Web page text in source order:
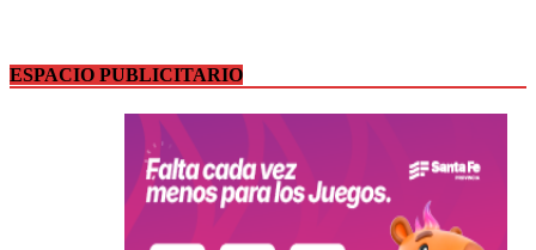
ESPACIO PUBLICITARIO